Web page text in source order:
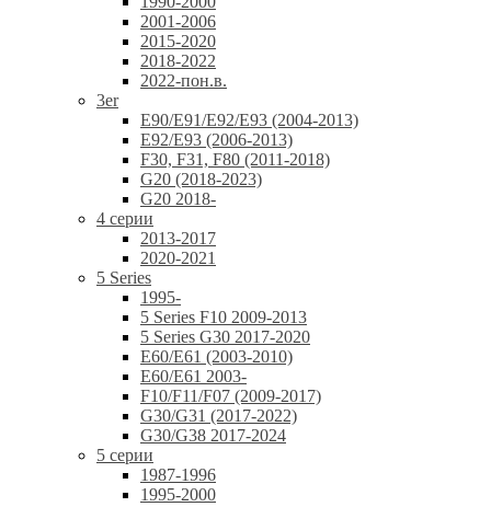
2001-2006
2015-2020
2018-2022
2022-пон.в.
3er
E90/E91/E92/E93 (2004-2013)
E92/E93 (2006-2013)
F30, F31, F80 (2011-2018)
G20 (2018-2023)
G20 2018-
4 серии
2013-2017
2020-2021
5 Series
1995-
5 Series F10 2009-2013
5 Series G30 2017-2020
E60/E61 (2003-2010)
E60/E61 2003-
F10/F11/F07 (2009-2017)
G30/G31 (2017-2022)
G30/G38 2017-2024
5 серии
1987-1996
1995-2000